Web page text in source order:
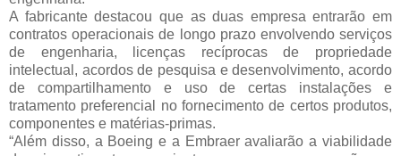
A fabricante destacou que as duas empresa entrarão em
contratos operacionais de longo prazo envolvendo serviços
de engenharia, licenças recíprocas de propriedade
intelectual, acordos de pesquisa e desenvolvimento, acordo
de compartilhamento e uso de certas instalações e
tratamento preferencial no fornecimento de certos produtos,
componentes e matérias-primas.
“Além disso, a Boeing e a Embraer avaliarão a viabilidade